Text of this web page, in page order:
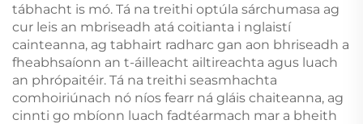
tábhacht is mó. Tá na treithi optúla sárchumasa ag
cur leis an mbriseadh atá coitianta i nglaistí
cainteanna, ag tabhairt radharc gan aon bhriseadh a
fheabhsaíonn an t-áilleacht ailtireachta agus luach
an phrópaitéir. Tá na treithi seasmhachta
comhoiriúnach nó níos fearr ná gláis chaiteanna, ag
cinnti go mbíonn luach fadtéarmach mar a bheith